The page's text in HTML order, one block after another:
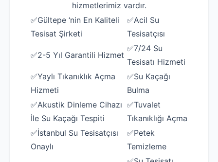
hizmetlerimiz vardır.
✅Gültepe ‘nin En Kaliteli
Tesisat Şirketi
✅Acil Su
Tesisatçısı
✅2-5 Yıl Garantili Hizmet
✅7/24 Su
Tesisatı Hizmeti
✅Yaylı Tıkanıklık Açma
Hizmeti
✅Su Kaçağı
Bulma
✅Akustik Dinleme Cihazı
İle Su Kaçağı Tespiti
✅Tuvalet
Tıkanıklığı Açma
✅İstanbul Su Tesisatçısı
Onaylı
✅Petek
Temizleme